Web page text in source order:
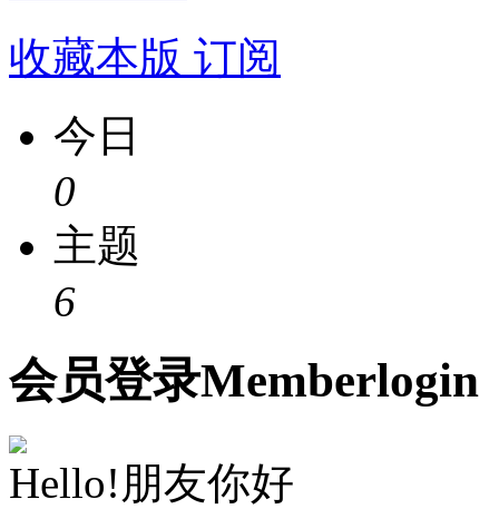
收藏本版 订阅
今日
0
主题
6
会员登录Memberlogin
Hello!朋友你好